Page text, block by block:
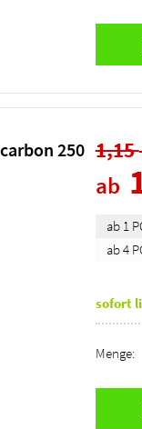
250 1,15
ab
ab 1
ab 4
sofort
Menge: